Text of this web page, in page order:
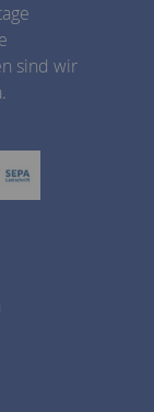
sind wir